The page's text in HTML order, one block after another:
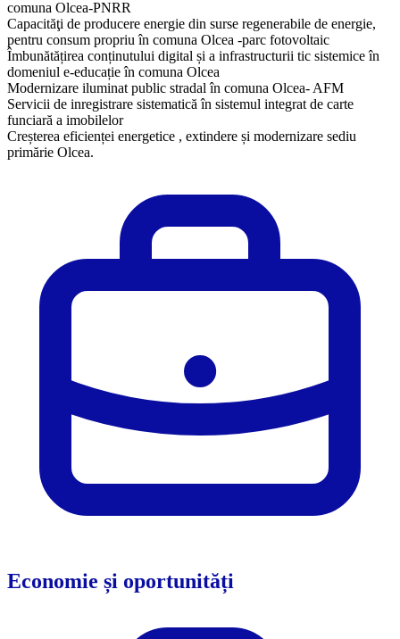
comuna Olcea-PNRR
Capacităţi de producere energie din surse regenerabile de energie,
pentru consum propriu în comuna Olcea -parc fotovoltaic
Îmbunătățirea conținutului digital și a infrastructurii tic sistemice în
domeniul e-educație în comuna Olcea
Modernizare iluminat public stradal în comuna Olcea- AFM
Servicii de inregistrare sistematică în sistemul integrat de carte
funciară a imobilelor
Creșterea eficienței energetice , extindere și modernizare sediu
primărie Olcea.
Economie și oportunități